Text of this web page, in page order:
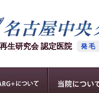
生研究会 認定医院 発毛